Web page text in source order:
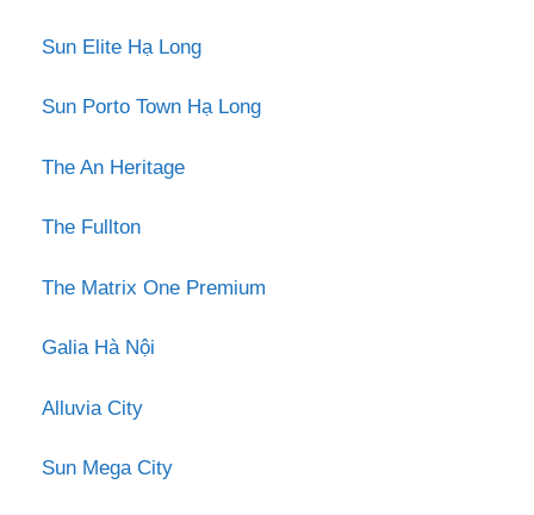
Sun Elite Hạ Long
Sun Porto Town Hạ Long
The An Heritage
The Fullton
The Matrix One Premium
Galia Hà Nội
Alluvia City
Sun Mega City